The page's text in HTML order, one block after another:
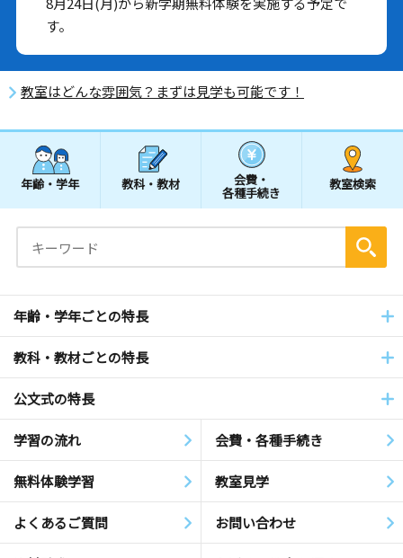
す。
教室はどんな雰囲気？まずは見学も可能です！
年齢・学年 教科・教材 会費・
各種手続き
教室検索
年齢・学年ごとの特長
教科・教材ごとの特長
公文式の特長
学習の流れ 会費・各種手続き
無料体験学習 教室見学
よくあるご質問 お問い合わせ